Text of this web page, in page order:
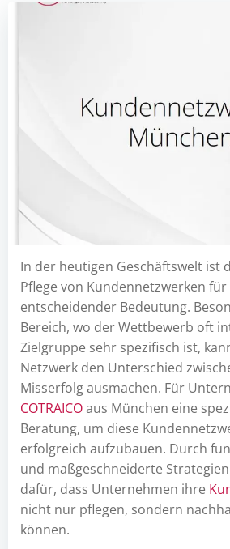
In der heutigen Geschäftswelt ist
Pflege von Kundennetzwerken
entscheidender Bedeutung.
Bereich, wo der Wettbewerb oft
Zielgruppe sehr spezifisch ist,
Netzwerk den Unterschied
Misserfolg ausmachen. Für
COTRAICOaus München eine
Beratung, um diese
erfolgreich aufzubauen. Durch
und maßgeschneiderte Strategien
dafür, dass Unternehmen ihre
nicht nur pflegen, sondern
können.